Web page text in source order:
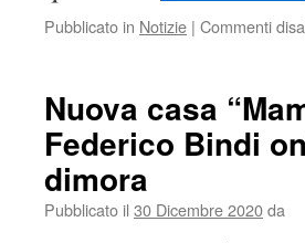
Pubblicato in Notizie | Commenti
Nuova casa
Federico Bindi
dimora
Pubblicato il 30 Dicembre 2020da